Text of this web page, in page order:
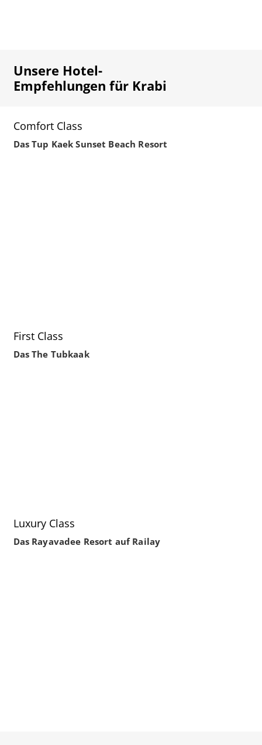
Unsere Hotel-
Empfehlungen für Krabi
Comfort Class
Das Tup Kaek Sunset Beach Resort
First Class
Das The Tubkaak
Luxury Class
Das Rayavadee Resort auf Railay